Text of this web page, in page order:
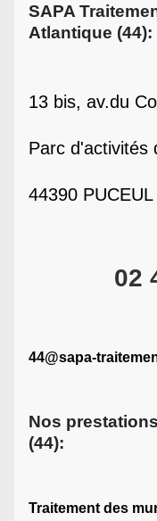
SAPA
Atlantique (44):
13 bis, av.du
Parc d'activités
44390 PUCEUL
02
44@sapa-
Nos
(44):
Traitement des